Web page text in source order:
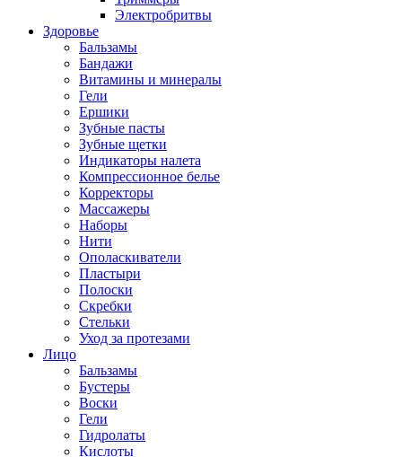
Электробритвы
Здоровье
Бальзамы
Бандажи
Витамины и минералы
Гели
Ершики
Зубные пасты
Зубные щетки
Индикаторы налета
Компрессионное белье
Корректоры
Массажеры
Наборы
Нити
Ополаскиватели
Пластыри
Полоски
Скребки
Стельки
Уход за протезами
Лицо
Бальзамы
Бустеры
Воски
Гели
Гидролаты
Кислоты